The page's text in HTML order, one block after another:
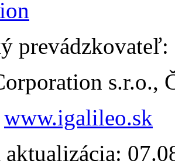
prevádzkovateľ:
s.r.o.,
www.igalileo.sk
aktualizácia: